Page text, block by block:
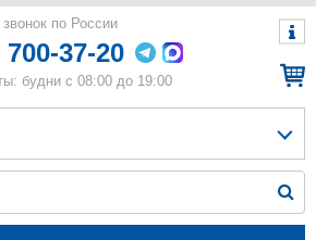
по России
37-20
будни с 08:00 до 19:00